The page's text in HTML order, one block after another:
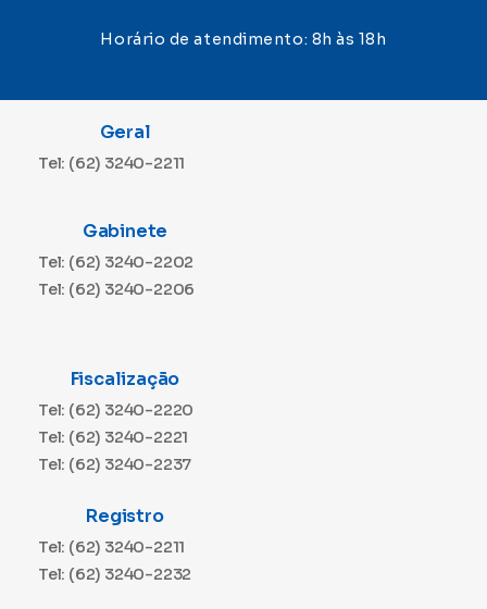
Horário de atendimento: 8h às 18h
Geral
Tel: (62) 3240-2211
Gabinete
Tel: (62) 3240-2202
Tel: (62) 3240-2206
Fiscalização
Tel: (62) 3240-2220
Tel: (62) 3240-2221
Tel: (62) 3240-2237
Registro
Tel: (62) 3240-2211
Tel: (62) 3240-2232